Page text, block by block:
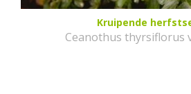
Kruipende
Ceanothus thyrsiflorus